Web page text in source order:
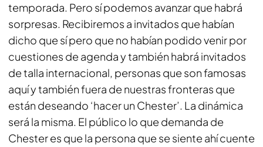
temporada. Pero sí podemos avanzar que habrá
sorpresas. Recibiremos a invitados que habían
dicho que sí pero que no habían podido venir por
cuestiones de agenda y también habrá invitados
de talla internacional, personas que son famosas
aquí y también fuera de nuestras fronteras que
están deseando ‘hacer un Chester’. La dinámica
será la misma. El público lo que demanda de
Chester es que la persona que se siente ahí cuente